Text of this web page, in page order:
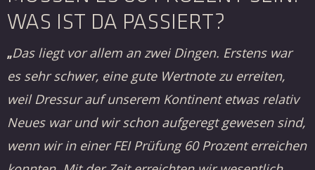
AS IST DA PASSIERT?
„Das liegt vor allem an zwei Dingen. Erstens war
es sehr schwer, eine gute Wertnote zu erreiten,
weil Dressur auf unserem Kontinent etwas relativ
Neues war und wir schon aufgeregt gewesen sind,
wenn wir in einer FEI Prüfung 60 Prozent erreichen